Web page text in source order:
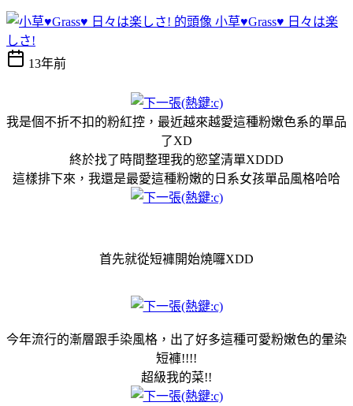
小草♥Grass♥ 日々は楽
しさ!
13年前
我是個不折不扣的粉紅控，最近越來越愛這種粉嫩色系的單品
了XD
終於找了時間整理我的慾望清單XDDD
這樣排下來，我還是最愛這種粉嫩的日系女孩單品風格哈哈
首先就從短褲開始燒囉XDD
今年流行的漸層跟手染風格，出了好多這種可愛粉嫩色的暈染
短褲!!!!
超級我的菜!!